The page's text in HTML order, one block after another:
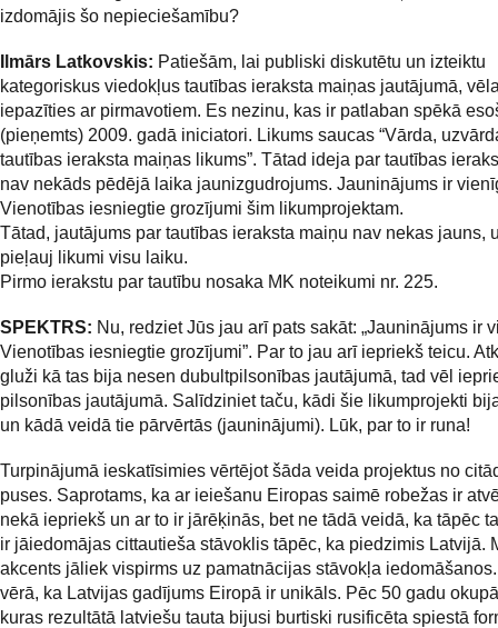
izdomājis šo nepieciešamību?
Ilmārs Latkovskis: Patiešām, lai publiski diskutētu un izteiktu
kategoriskus viedokļus tautības ieraksta maiņas jautājumā,
iepazīties ar pirmavotiem. Es nezinu, kas ir patlaban spēkā
(pieņemts) 2009. gadā iniciatori. Likums saucas “Vārda,
tautības ieraksta maiņas likums”. Tātad ideja par tautības
nav nekāds pēdējā laika jaunizgudrojums. Jauninājums ir
Vienotības iesniegtie grozījumi šim likumprojektam.
Tātad, jautājums par tautības ieraksta maiņu nav nekas jauns,
pieļauj likumi visu laiku.
Pirmo ierakstu par tautību nosaka MK noteikumi nr. 225.
SPEKTRS: Nu, redziet Jūs jau arī pats sakāt: „Jauninājums ir
Vienotības iesniegtie grozījumi”. Par to jau arī iepriekš teicu.
gluži kā tas bija nesen dubultpilsonības jautājumā, tad vēl
pilsonības jautājumā. Salīdziniet taču, kādi šie likumprojekti
un kādā veidā tie pārvērtās (jauninājumi). Lūk, par to ir runa!
Turpinājumā ieskatīsimies vērtējot šāda veida projektus no
puses. Saprotams, ka ar ieiešanu Eiropas saimē robežas ir
nekā iepriekš un ar to ir jārēķinās, bet ne tādā veidā, ka tāpēc
ir jāiedomājas cittautieša stāvoklis tāpēc, ka piedzimis Latvijā.
akcents jāliek vispirms uz pamatnācijas stāvokļa
vērā, ka Latvijas gadījums Eiropā ir unikāls. Pēc 50 gadu
kuras rezultātā latviešu tauta bijusi burtiski rusificēta spiestā